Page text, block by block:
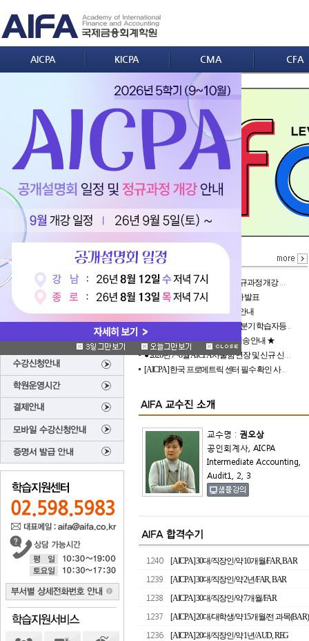
AICPA KICPA CMA CFA
회원가입 ID/PW 찾기
2026년 5학기(9~10월) AICPA 정규과정 개강 및 공개설명회 안내!!!
2026년 합격수기 이벤트 당첨자 발표
7월 17일(금) 제헌절 학원 이용 안내
2026년 8월(후기) 학위신청 및 3분기 학습자등록·학점인정신청 접수계획
★ 2026 7월 17일 제헌절 교재 배송 안내 ★
● 2026년 7~8월 AICPA 사물함 연장 및 신규 신청 안내 ●
[AICPA] 한국 프로메트릭 센터 필수 확인 사항 및 주소 안내
교수명 : 권오상
공인회계사, AICPA
Intermediate Accounting,
Audit1, 2, 3
1240 [AICPA] 30대/직장인/약 10개월/FAR, BAR
1239 [AICPA] 30대/직장인/약 2년/FAR, BAR
1238 [AICPA] 30대/직장인/약 7개월/FAR
1237 [AICPA] 20대/대학생/약 15개월/전 과목(BAR)
1236 [AICPA] 20대/직장인/약 1년/AUD, REG